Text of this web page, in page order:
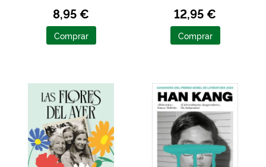
8,95 €
Comprar
12,95 €
Comprar